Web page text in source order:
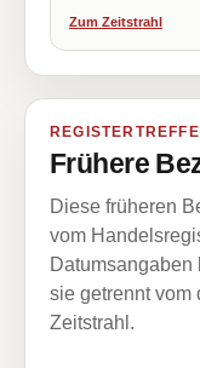
Zum Zeitstrahl
Frühere
Diese früheren
vom
sie getrennt vom
Zeitstrahl.